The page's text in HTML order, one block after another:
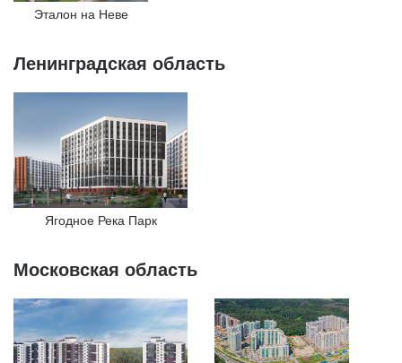
Эталон на Неве
Ленинградская область
Ягодное Река Парк
Московская область